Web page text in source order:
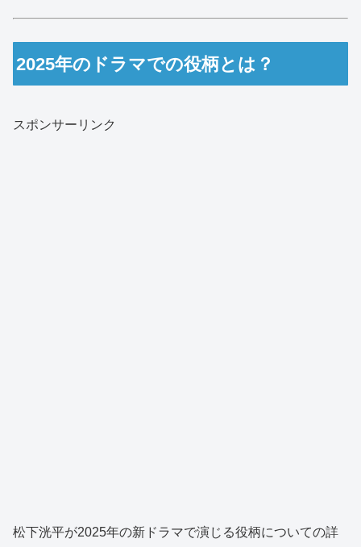
2025年のドラマでの役柄とは？
スポンサーリンク
松下洸平が2025年の新ドラマで演じる役柄についての詳